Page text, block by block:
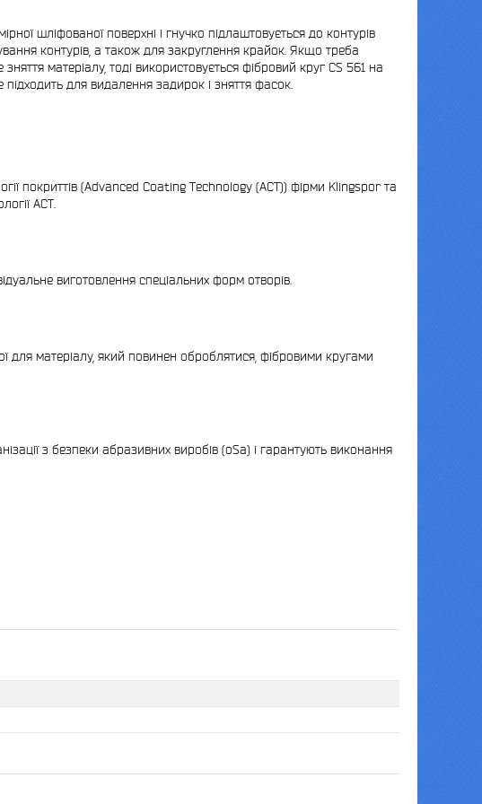
шліфованої поверхні і гнучко підлаштовується до контурів
контурів, а також для закруглення крайок. Якщо треба
матеріалу, тоді використовується фібровий круг CS 561 на
для видалення задирок і зняття фасок.
покриттів (Advanced Coating Technology (ACT)) фірми Klingspor та
ACT.
виготовлення спеціальних форм отворів.
для матеріалу, який повинен оброблятися, фібровими кругами
з безпеки абразивних виробів (oSa) і гарантують виконання